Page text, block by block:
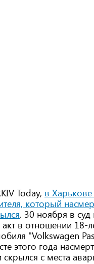
Today, в Харькове
который
. 30 ноября в суд
в отношении 18-
"Volkswagen
этого года
скрылся с места